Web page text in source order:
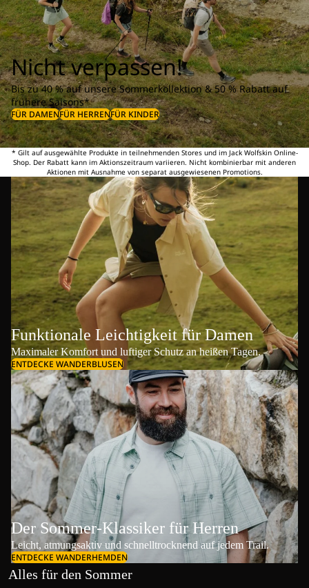
Nicht verpassen!
Bis zu 40 % auf unsere Sommerkollektion & 50 % Rabatt auf
frühere Saisons*
FÜR DAMENFÜR HERRENFÜR KINDER
* Gilt auf ausgewählte Produkte in teilnehmenden Stores und im Jack Wolfskin Online-
Shop. Der Rabatt kann im Aktionszeitraum variieren. Nicht kombinierbar mit anderen
Aktionen mit Ausnahme von separat ausgewiesenen Promotions.
Funktionale Leichtigkeit für Damen
Maximaler Komfort und luftiger Schutz an heißen Tagen.
ENTDECKE WANDERBLUSEN
Der Sommer-Klassiker für Herren
Leicht, atmungsaktiv und schnelltrocknend auf jedem Trail.
ENTDECKE WANDERHEMDEN
Alles für den Sommer